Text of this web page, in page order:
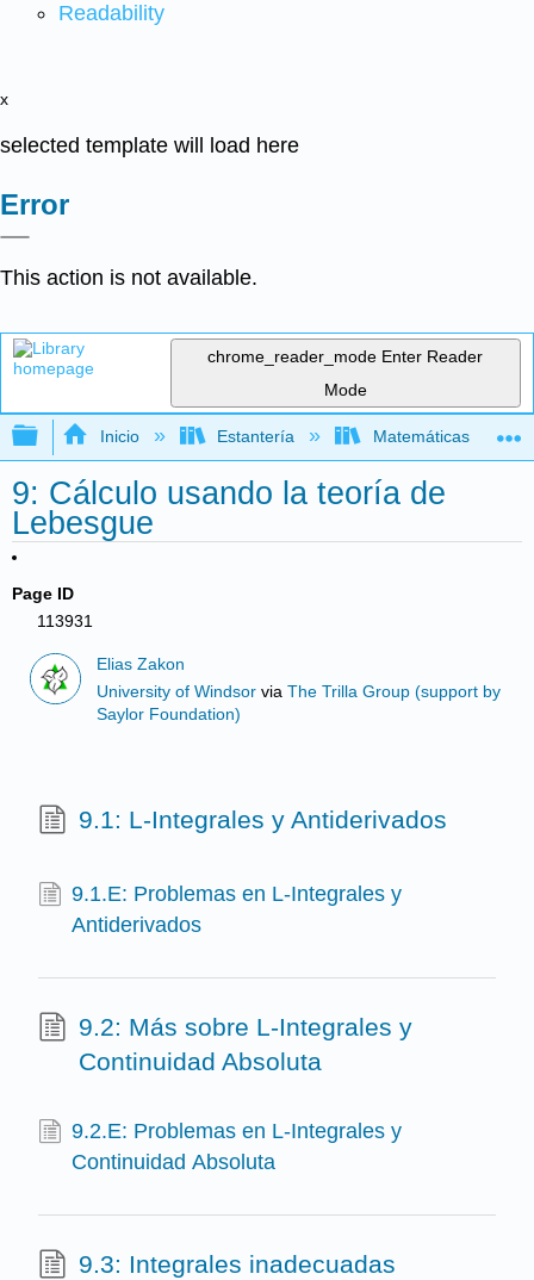
Readability
x
selected template will load here
Error
This action is not available.
chrome_reader_mode Enter Reader
Mode
Expandir/contraer jerarquía global
Inicio Estantería Matemáticas
9: Cálculo usando la teoría de
Lebesgue
Page ID
113931
Elias Zakon
University of Windsor viaThe Trilla Group (support by
Saylor Foundation)
9.1: L-Integrales y Antiderivados
9.1.E: Problemas en L-Integrales y
Antiderivados
9.2: Más sobre L-Integrales y
Continuidad Absoluta
9.2.E: Problemas en L-Integrales y
Continuidad Absoluta
9.3: Integrales inadecuadas